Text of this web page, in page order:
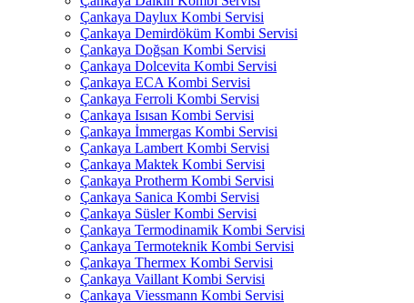
Çankaya Daylux Kombi Servisi
Çankaya Demirdöküm Kombi Servisi
Çankaya Doğsan Kombi Servisi
Çankaya Dolcevita Kombi Servisi
Çankaya ECA Kombi Servisi
Çankaya Ferroli Kombi Servisi
Çankaya Isısan Kombi Servisi
Çankaya İmmergas Kombi Servisi
Çankaya Lambert Kombi Servisi
Çankaya Maktek Kombi Servisi
Çankaya Protherm Kombi Servisi
Çankaya Sanica Kombi Servisi
Çankaya Süsler Kombi Servisi
Çankaya Termodinamik Kombi Servisi
Çankaya Termoteknik Kombi Servisi
Çankaya Thermex Kombi Servisi
Çankaya Vaillant Kombi Servisi
Çankaya Viessmann Kombi Servisi